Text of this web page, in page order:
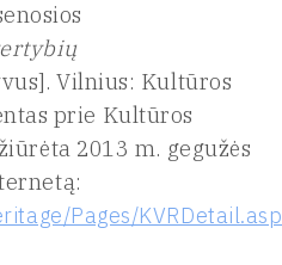
Vilnius: Kultūros
prie Kultūros
2013 m. gegužės
Pages/